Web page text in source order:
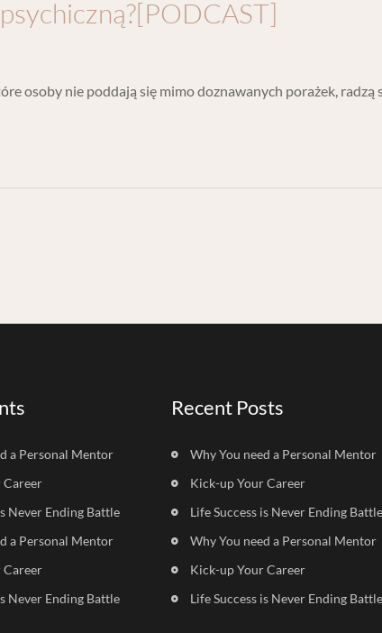
osoby nie poddają się mimo doznawanych porażek,
a Personal Mentor
Career
Never Ending Battle
a Personal Mentor
Career
Never Ending Battle
Recent Posts
Why You need a Personal Mentor
Kick-up Your Career
Life Success is Never Ending Battle
Why You need a Personal Mentor
Kick-up Your Career
Life Success is Never Ending Battle